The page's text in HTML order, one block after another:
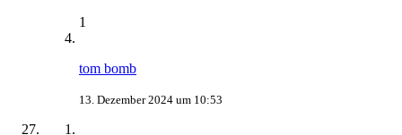
1
tom bomb
13. Dezember 2024 um 10:53